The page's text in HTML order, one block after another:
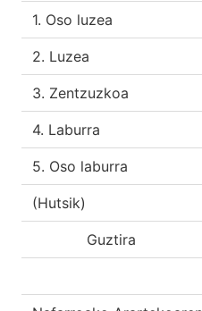
1. Oso luzea
2. Luzea
3. Zentzuzkoa
4. Laburra
5. Oso laburra
(Hutsik)
Guztira